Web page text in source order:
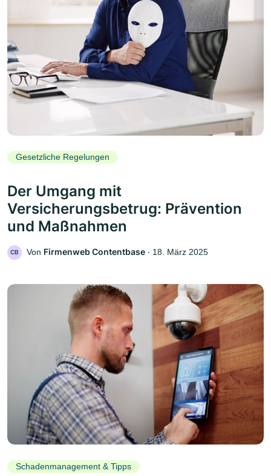
Gesetzliche Regelungen
Der Umgang mit
Versicherungsbetrug: Prävention
und Maßnahmen
CB Von Firmenweb Contentbase ‧ 18. März 2025
Schadenmanagement & Tipps